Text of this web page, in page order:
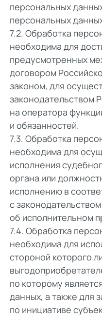
персональных
персональных
7.2. Обработка
необходима для
предусмотренных
договором
законом, для
законодательством
на оператора
и обязанностей.
7.3. Обработка
необходима для
исполнения
органа или
исполнению в
с
об исполнительном
7.4. Обработка
необходима для
стороной которого
по которому
данных, а также для
по инициативе